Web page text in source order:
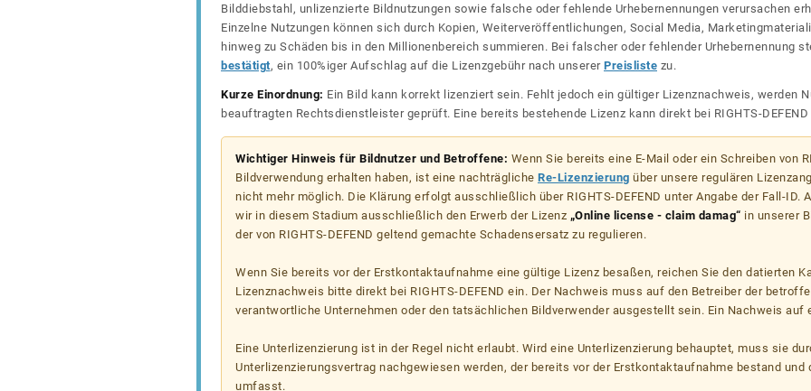
Bilddiebstahl, unlizenzierte Bildnutzungen sowie falsche oder fehlende Urhebernennungen verursachen
Einzelne Nutzungen können sich durch Kopien, Weiterveröffentlichungen, Social Media,
hinweg zu Schäden bis in den Millionenbereich summieren. Bei falscher oder fehlender Urhebernennung
bestätigt, ein 100%iger Aufschlag auf die Lizenzgebühr nach unserer Preisliste zu.
Kurze Einordnung: Ein Bild kann korrekt lizenziert sein. Fehlt jedoch ein gültiger Lizenznachweis, werden
beauftragten Rechtsdienstleister geprüft. Eine bereits bestehende Lizenz kann direkt bei RIGHTS-
Wichtiger Hinweis für Bildnutzer und Betroffene: Wenn Sie bereits eine E-Mail oder ein Schreiben von
Bildverwendung erhalten haben, ist eine nachträgliche Re-Lizenzierung über unsere regulären
nicht mehr möglich. Die Klärung erfolgt ausschließlich über RIGHTS-DEFEND unter Angabe der Fall-ID.
wir in diesem Stadium ausschließlich den Erwerb der Lizenz „Online license - claim damag“ in unserer
der von RIGHTS-DEFEND geltend gemachte Schadensersatz zu regulieren.
Wenn Sie bereits vor der Erstkontaktaufnahme eine gültige Lizenz besaßen, reichen Sie den datierten
Lizenznachweis bitte direkt bei RIGHTS-DEFEND ein. Der Nachweis muss auf den Betreiber der
verantwortliche Unternehmen oder den tatsächlichen Bildverwender ausgestellt sein. Ein Nachweis auf
Eine Unterlizenzierung ist in der Regel nicht erlaubt. Wird eine Unterlizenzierung behauptet, muss sie
Unterlizenzierungsvertrag nachgewiesen werden, der bereits vor der Erstkontaktaufnahme bestand und
umfasst.